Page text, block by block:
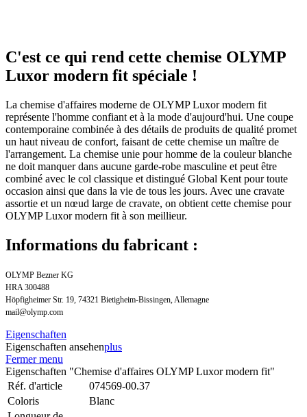
C'est ce qui rend cette chemise OLYMP
Luxor modern fit spéciale !
La chemise d'affaires moderne de OLYMP Luxor modern fit
représente l'homme confiant et à la mode d'aujourd'hui. Une coupe
contemporaine combinée à des détails de produits de qualité promet
un haut niveau de confort, faisant de cette chemise un maître de
l'arrangement. La chemise unie pour homme de la couleur blanche
ne doit manquer dans aucune garde-robe masculine et peut être
combiné avec le col classique et distingué Global Kent pour toute
occasion ainsi que dans la vie de tous les jours. Avec une cravate
assortie et un nœud large de cravate, on obtient cette chemise pour
OLYMP Luxor modern fit à son meillieur.
Informations du fabricant :
OLYMP Bezner KG
HRA 300488
Höpfigheimer Str. 19, 74321 Bietigheim-Bissingen, Allemagne
mail@olymp.com
Eigenschaften
Eigenschaften ansehenplus
Fermer menu
Eigenschaften "Chemise d'affaires OLYMP Luxor modern fit"
Réf. d'article
074569-00.37
Coloris
Blanc